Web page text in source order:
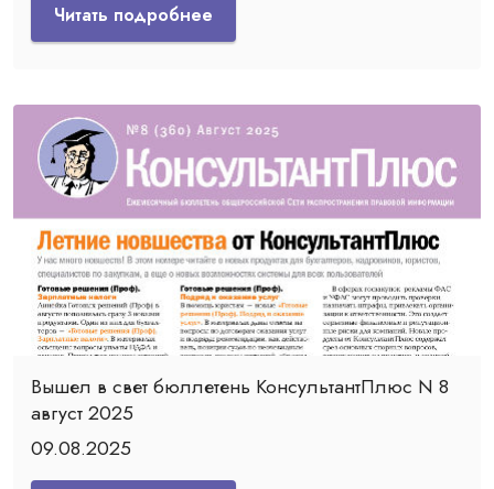
Читать подробнее
Вышел в свет бюллетень КонсультантПлюс N 8
август 2025
09.08.2025